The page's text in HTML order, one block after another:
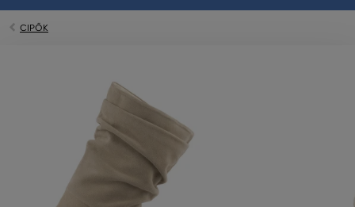
CIPŐK